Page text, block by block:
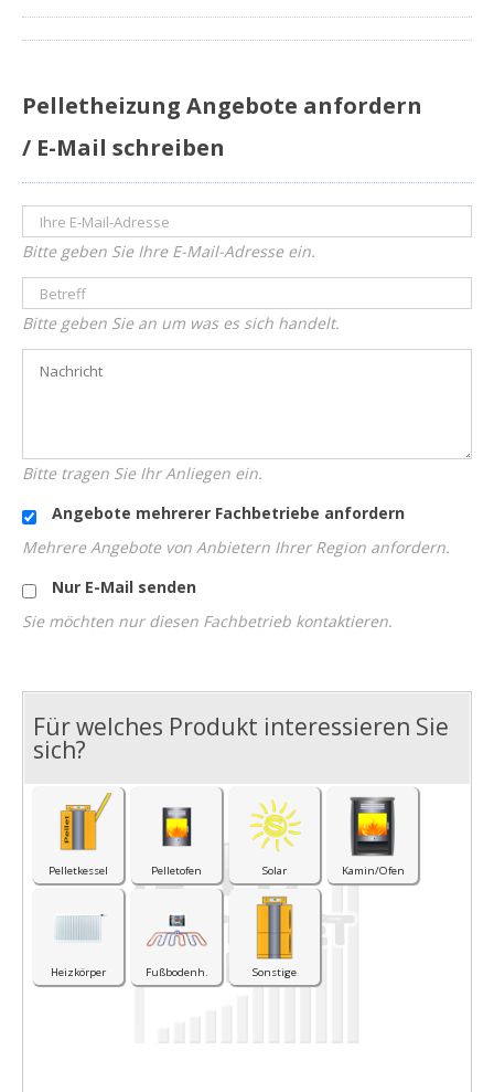
Pelletheizung Angebote anfordern
/ E-Mail schreiben
Bitte geben Sie Ihre E-Mail-Adresse ein.
Bitte geben Sie an um was es sich handelt.
Bitte tragen Sie Ihr Anliegen ein.
Angebote mehrerer Fachbetriebe anfordern
Mehrere Angebote von Anbietern Ihrer Region anfordern.
Nur E-Mail senden
Sie möchten nur diesen Fachbetrieb kontaktieren.
Für welches Produkt interessieren Sie
sich?
Pelletkessel Pelletofen Solar Kamin/Ofen
Heizkörper Fußbodenh. Sonstige